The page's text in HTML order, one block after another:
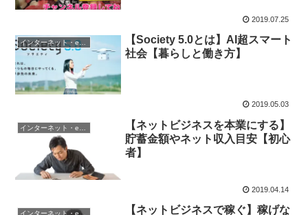
2019.07.25
インターネット・eビジネス戦略
【Society 5.0とは】AI超スマート
社会【暮らしと働き方】
2019.05.03
【ネットビジネスを本業にする】
貯蓄金額やネット収入目安【初心
者】
2019.04.14
インターネット・eビジネス戦略
【ネットビジネスで稼ぐ】稼げな